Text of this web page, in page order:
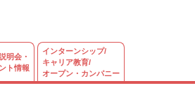
明会・
ト情報
インターンシップ/
キャリア教育/
オープン・カンパニー